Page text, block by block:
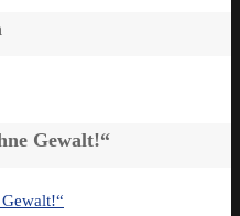
Gewalt!“